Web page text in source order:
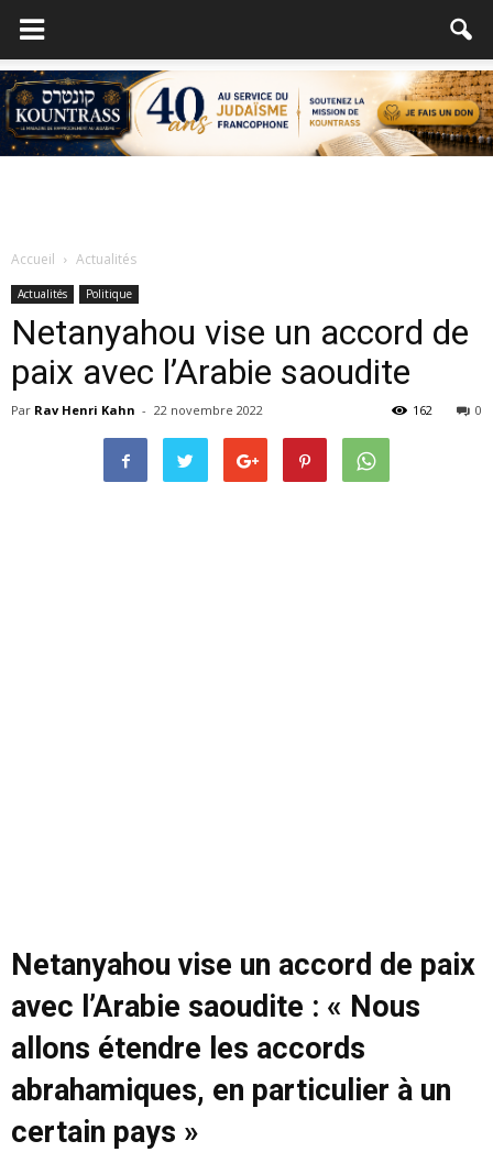
Accueil Actualités
Actualités Politique
Netanyahou vise un accord de
paix avec l’Arabie saoudite
Par Rav Henri Kahn - 22 novembre 2022 0
162
Netanyahou vise un accord de paix
avec l’Arabie saoudite : « Nous
allons étendre les accords
abrahamiques, en particulier à un
certain pays »